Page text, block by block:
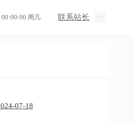
00:00:00 周几 联系站长
07-18